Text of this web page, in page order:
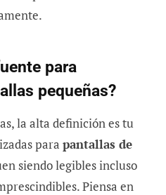
para
pequeñas?
la alta definición es tu
para pantallas de
siendo legibles incluso
Piensa en